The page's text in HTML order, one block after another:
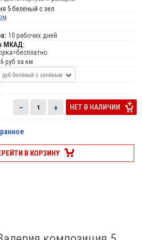
5 белёный с зел
10 рабочих дней
МКАД:
руб за км
дуб белёный с зелёным
− + НЕТ В НАЛИЧИИ
В КОРЗИНУ